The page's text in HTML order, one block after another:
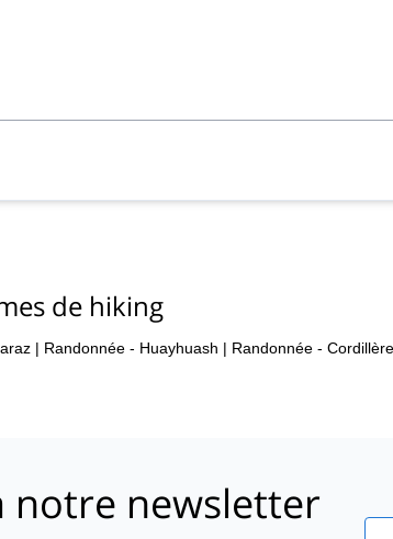
de hiking
| Randonnée - Huayhuash | Randonnée -
notre newsletter